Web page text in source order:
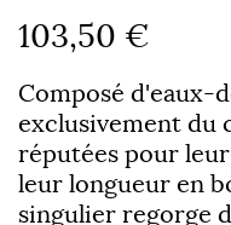
103,50 €
Composé d'eaux-
exclusivement du
réputées pour
leur longueur en
singulier regorge